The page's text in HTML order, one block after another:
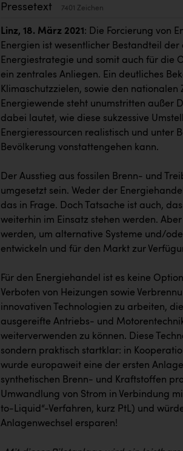
Pressetext 7401 Zeichen
Linz, 18. März 2021 : Die Forcierung von
Energien ist wesentlicher Bestandteil
Energiestrategie und somit auch für die
ein zentrales Anliegen. Ein deutliches
Klimaschutzzielen, sowie den
Energiewende steht unumstritten außer
dabei lautet, wie diese sukzessive
Energieressourcen realistisch und unter
Bevölkerung vonstattengehen kann.
Der Ausstieg aus fossilen Brenn- und
umgesetzt sein. Weder der
das in Frage. Doch Tatsache ist auch,
weiterhin im Einsatz stehen werden.
werden, um alternative Systeme und/
entwickeln und für den Markt zur
Für den Energiehandel ist es keine
Verboten von Heizungen sowie
innovativen Technologien zu arbeiten,
ausgereifte Antriebs- und
weiterverwenden zu können. Diese
sondern praktisch startklar: in
wurde europaweit eine der ersten
synthetischen Brenn- und Kraftstoffen
Umwandlung von Strom in Verbindung
to-Liquid“-Verfahren, kurz PtL) und
Anlagenwechsel ersparen!